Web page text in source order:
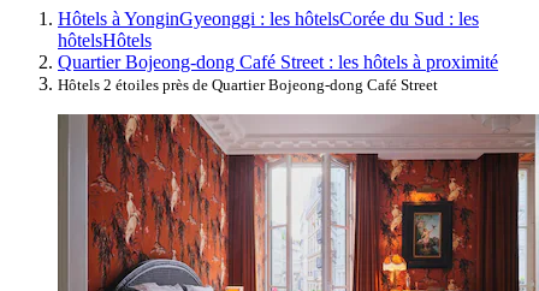
Hôtels à YonginGyeonggi : les hôtelsCorée du Sud : les
hôtelsHôtels
Quartier Bojeong-dong Café Street : les hôtels à proximité
Hôtels 2 étoiles près de Quartier Bojeong-dong Café Street